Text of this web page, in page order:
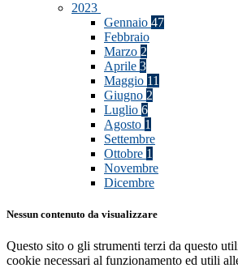
2023
Gennaio 47
Febbraio
Marzo 2
Aprile 3
Maggio 11
Giugno 2
Luglio 6
Agosto 1
Settembre
Ottobre 1
Novembre
Dicembre
Nessun contenuto da visualizzare
Questo sito o gli strumenti terzi da questo
cookie necessari al funzionamento ed utili